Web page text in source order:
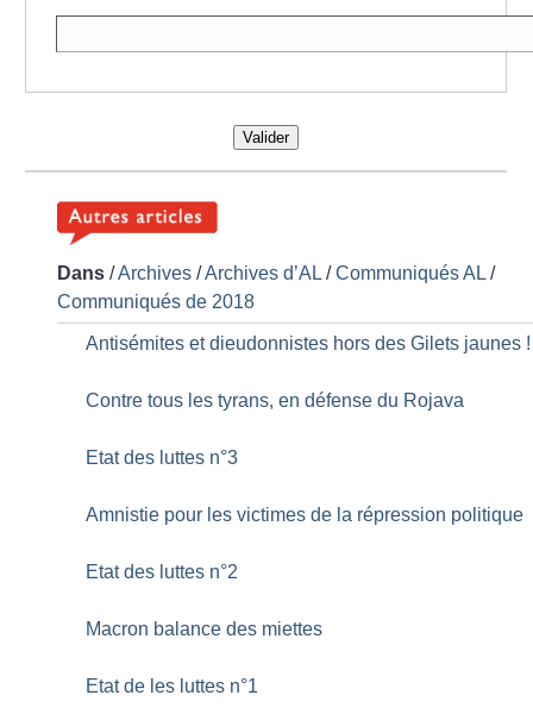
Valider
Dans /Archives /Archives d’AL /Communiqués AL /
Communiqués de 2018
Antisémites et dieudonnistes hors des Gilets jaunes !
Contre tous les tyrans, en défense du Rojava
Etat des luttes n°3
Amnistie pour les victimes de la répression politique
Etat des luttes n°2
Macron balance des miettes
Etat de les luttes n°1